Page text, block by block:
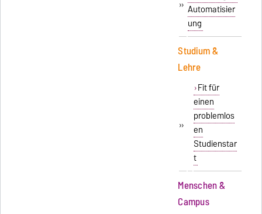
» Automatisier
ung
Studium &
Lehre
»
Fit für
einen
problemlos
en
Studienstar
t
Menschen &
Campus